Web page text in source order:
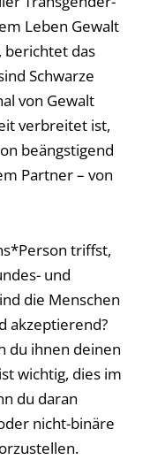
Leben Gewalt
das
Schwarze
von Gewalt
verbreitet ist,
beängstigend
Partner – von
triffst,
und
die Menschen
akzeptierend?
du ihnen deinen
wichtig, dies im
du daran
nicht-binäre